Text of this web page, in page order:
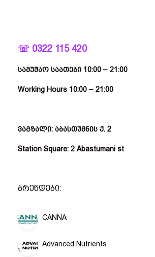
☏ 0322 115 420
სამუშაო საათები 10:00 – 21:00
Working Hours 10:00 – 21:00
ვაგზალი: აბასთუმნის ქ. 2
Station Square: 2 Abastumani st
ბრენდები:
CANNA
Advanced Nutrients